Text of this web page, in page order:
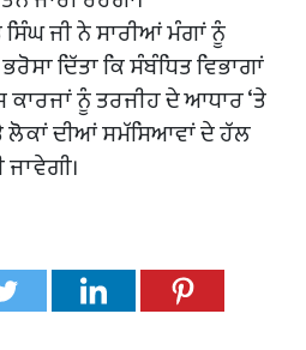
ਜੀ ਨੇ ਸਾਰੀਆਂ ਮੰਗਾਂ ਨੂੰ
ਦਿੱਤਾ ਕਿ ਸੰਬੰਧਿਤ ਵਿਭਾਗਾਂ
ਨੂੰ ਤਰਜੀਹ ਦੇ ਆਧਾਰ ‘ਤੇ
ਦੀਆਂ ਸਮੱਸਿਆਵਾਂ ਦੇ ਹੱਲ